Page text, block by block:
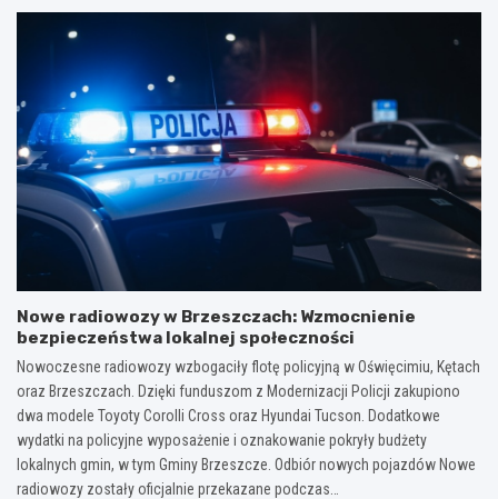
Nowe radiowozy w Brzeszczach: Wzmocnienie
bezpieczeństwa lokalnej społeczności
Nowoczesne radiowozy wzbogaciły flotę policyjną w Oświęcimiu, Kętach
oraz Brzeszczach. Dzięki funduszom z Modernizacji Policji zakupiono
dwa modele Toyoty Corolli Cross oraz Hyundai Tucson. Dodatkowe
wydatki na policyjne wyposażenie i oznakowanie pokryły budżety
lokalnych gmin, w tym Gminy Brzeszcze. Odbiór nowych pojazdów Nowe
radiowozy zostały oficjalnie przekazane podczas…